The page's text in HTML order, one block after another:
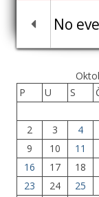
No
P
U S
2
3 4
9
10 11
16
17 18
23
24 25